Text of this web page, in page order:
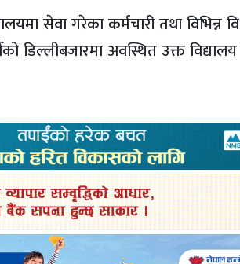
सेवा गरेका कर्मचारी तथा विभिन्न
डिल्लीबजारमा अवस्थित उक्त